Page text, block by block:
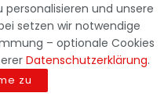
Praxis ausfällt, dürfte
und Netzbetreiber
oder auf
intelligentere
personalisieren und unsere
setzen wir notwendige
– optionale Cookies
Datenschutzerklärung.
zu